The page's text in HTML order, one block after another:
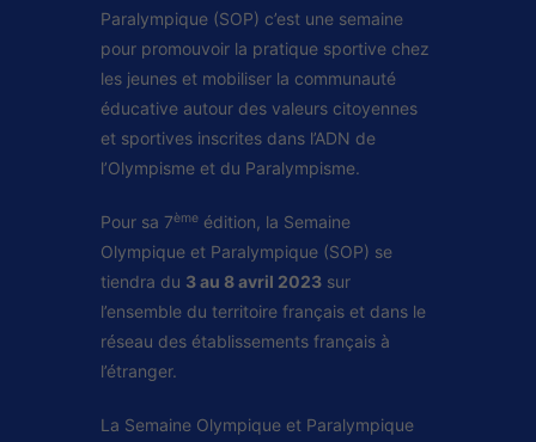
Paralympique (SOP) c’est une semaine
pour promouvoir la pratique sportive chez
les jeunes et mobiliser la communauté
éducative autour des valeurs citoyennes
et sportives inscrites dans l’ADN de
l’Olympisme et du Paralympisme.
Pour sa 7ème édition, la Semaine
Olympique et Paralympique (SOP) se
tiendra du 3 au 8 avril 2023 sur
l’ensemble du territoire français et dans le
réseau des établissements français à
l’étranger.
La Semaine Olympique et Paralympique